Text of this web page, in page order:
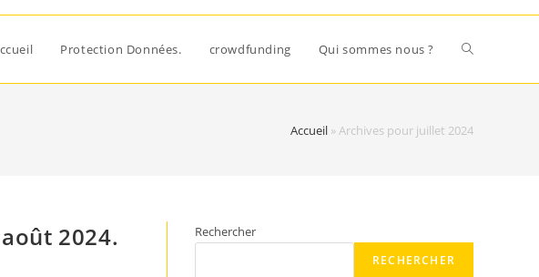
Protection Données. crowdfunding Qui sommes nous ?
Accueil » Archives pour juillet 2024
2024. Rechercher
RECHERCHER